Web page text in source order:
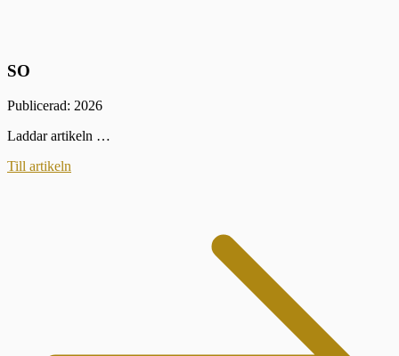
SO
Publicerad: 2026
Laddar artikeln …
Till artikeln